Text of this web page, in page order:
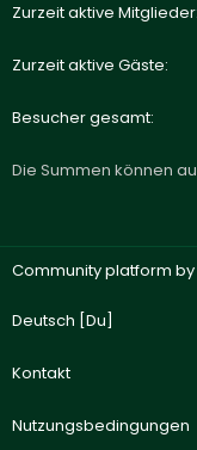
Zurzeit aktive Mitglieder
Zurzeit aktive Gäste
Besucher gesamt
Die Summen können
Community platform by
Deutsch [Du]
Kontakt
Nutzungsbedingungen